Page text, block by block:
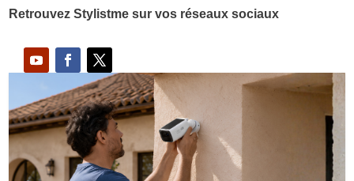
Retrouvez Stylistme sur vos réseaux sociaux